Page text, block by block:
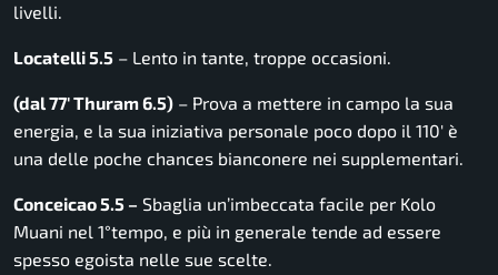
livelli.
Locatelli 5.5 – Lento in tante, troppe occasioni.
(dal 77′ Thuram 6.5) – Prova a mettere in campo la sua
energia, e la sua iniziativa personale poco dopo il 110′ è
una delle poche chances bianconere nei supplementari.
Conceicao 5.5 – Sbaglia un’imbeccata facile per Kolo
Muani nel 1°tempo, e più in generale tende ad essere
spesso egoista nelle sue scelte.